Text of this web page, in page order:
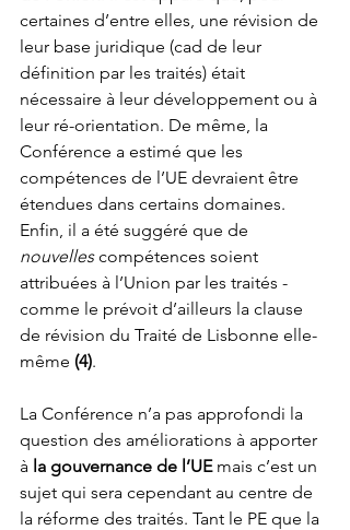
certaines d’entre elles, une révision de
leur base juridique (cad de leur
définition par les traités) était
nécessaire à leur développement ou à
leur ré-orientation. De même, la
Conférence a estimé que les
compétences de l’UE devraient être
étendues dans certains domaines.
Enfin, il a été suggéré que de
nouvelles compétences soient
attribuées à l’Union par les traités -
comme le prévoit d’ailleurs la clause
de révision du Traité de Lisbonne elle-
même (4).
La Conférence n’a pas approfondi la
question des améliorations à apporter
à la gouvernance de l’UE mais c’est un
sujet qui sera cependant au centre de
la réforme des traités. Tant le PE que la